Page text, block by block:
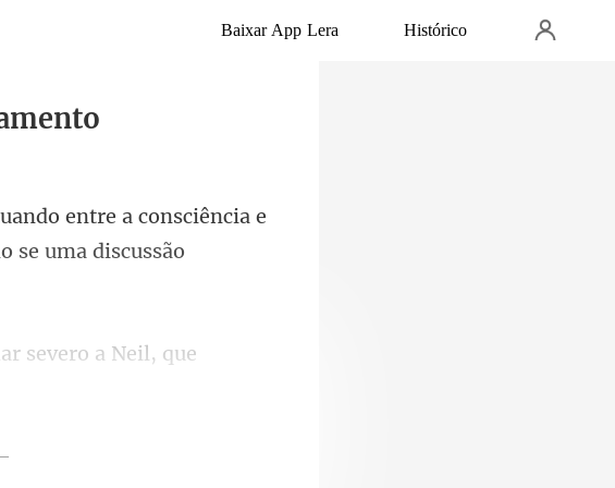
Baixar App Lera Histórico
e a consciência e
severo a Neil, que